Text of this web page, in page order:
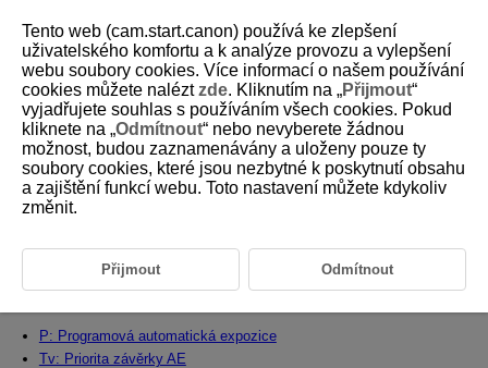
D375-039
Režim fotografování
V této kapitole je popsáno, jak používat Režim fotografování na voliči
režimů.
Nastavení režimu snímání
P: Programová automatická expozice
Tv: Priorita závěrky AE
Tento web (cam.start.canon) používá ke zlepšení
uživatelského komfortu a k analýze provozu a vylepšení
webu soubory cookies. Více informací o našem používání
cookies můžete naléztzde. Kliknutím na „Přijmout“
vyjadřujete souhlas s používáním všech cookies. Pokud
kliknete na „Odmítnout“ nebo nevyberete žádnou
možnost, budou zaznamenávány a uloženy pouze ty
soubory cookies, které jsou nezbytné k poskytnutí obsahu
a zajištění funkcí webu. Toto nastavení můžete kdykoliv
změnit.
Přijmout Odmítnout